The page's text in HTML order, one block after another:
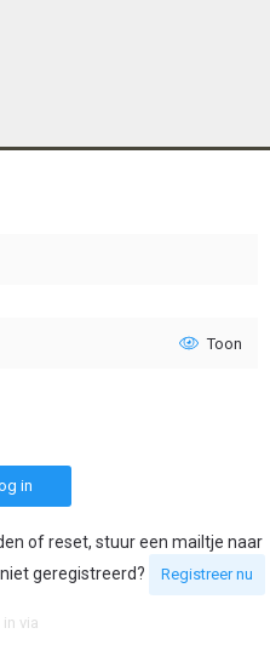
Toon
in
of reset, stuur een mailtje naar
geregistreerd?
Registreer nu
via